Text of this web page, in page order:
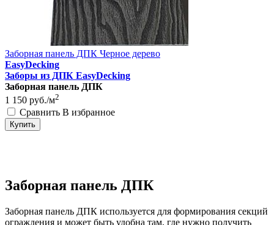
Заборная панель ДПК Черное дерево
EasyDecking
Заборы из ДПК EasyDecking
Заборная панель ДПК
1 150 руб./м2
Сравнить В избранное
Купить
Заборная панель ДПК
Заборная панель ДПК используется для формирования секций
ограждения и может быть удобна там, где нужно получить